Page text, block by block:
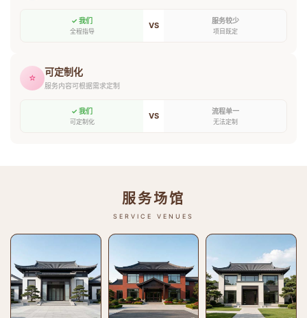
✓ 我们
全程指导
VS 服务较少
项目既定
⭐ 可定制化
服务内容可根据需求定制
✓ 我们
可定制化
VS 流程单一
无法定制
服务场馆
SERVICE VENUES